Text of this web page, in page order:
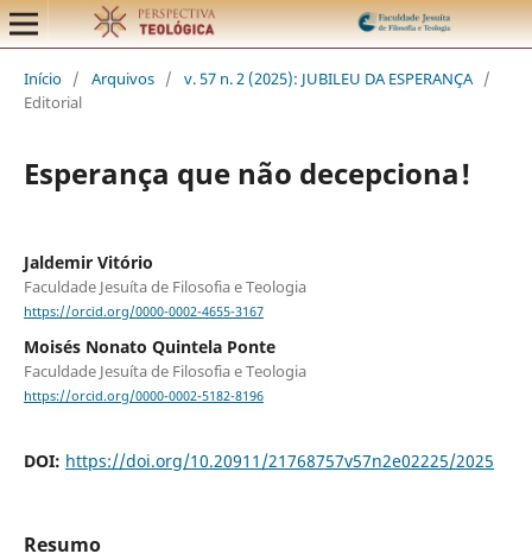
Início / Arquivos / v. 57 n. 2 (2025): JUBILEU DA ESPERANÇA /
Editorial
Esperança que não decepciona!
Jaldemir Vitório
Faculdade Jesuíta de Filosofia e Teologia
https://orcid.org/0000-0002-4655-3167
Moisés Nonato Quintela Ponte
Faculdade Jesuíta de Filosofia e Teologia
https://orcid.org/0000-0002-5182-8196
DOI: https://doi.org/10.20911/21768757v57n2e02225/2025
Resumo